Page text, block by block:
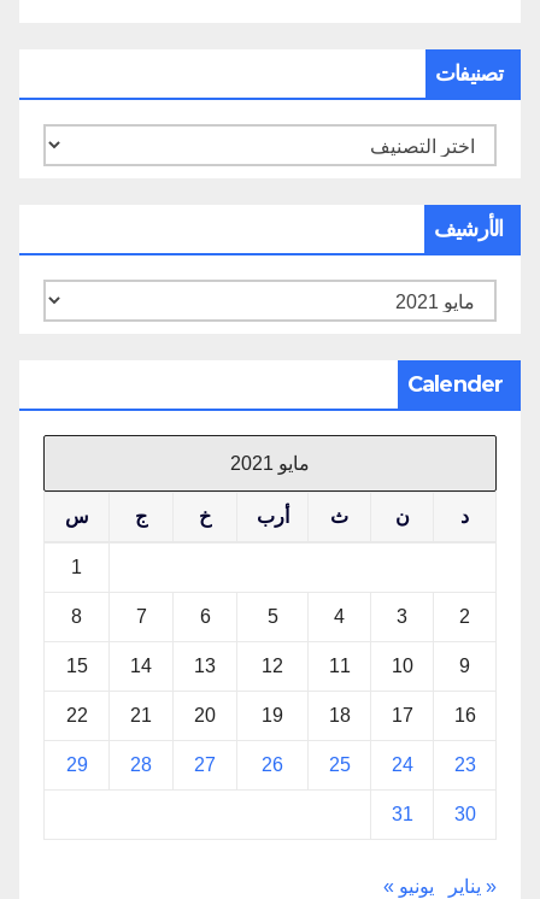
تصنيفات
تصنيفات
الأرشيف
الأرشيف
Calender
مايو 2021
د ن ث أرب خ ج س
1
2
3
4
5
6
7
8
9
10
11
12
13
14
15
16
17
18
19
20
21
22
23
24
25
26
27
28
29
30
31
« يناير يونيو »